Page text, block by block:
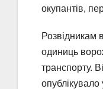
окупантів,
Розвідникам
одиниць
транспорту.